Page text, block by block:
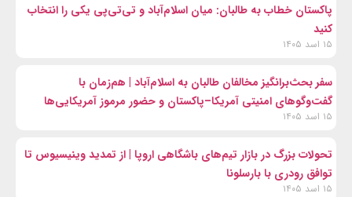
پاکستان خطاب به طالبان: میان اسلام‌آباد و تی‌تی‌پی یکی را انتخاب
کنید
۱۵ اسد ۱۴۰۵
سفر بحث‌برانگیز مخالفان طالبان به اسلام‌آباد | هم‌زمان با
گفت‌وگوهای امنیتی آمریکا–پاکستان و حضور مرموز آمریکایی‌ها
۱۵ اسد ۱۴۰۵
تحولات بزرگ در بازار تیم‌های باشگاهی اروپا | از تمدید وینیسیوس تا
توافق رودری با بارسلونا
۱۵ اسد ۱۴۰۵